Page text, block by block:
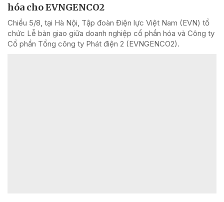
hóa cho EVNGENCO2
Chiều 5/8, tại Hà Nội, Tập đoàn Điện lực Việt Nam (EVN) tổ
chức Lễ bàn giao giữa doanh nghiệp cổ phần hóa và Công ty
Cổ phần Tổng công ty Phát điện 2 (EVNGENCO2).